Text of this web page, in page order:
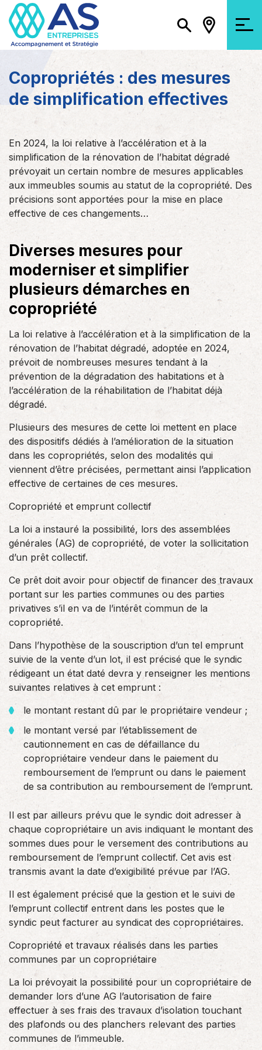
Copropriétés : des mesures
de simplification effectives
En 2024, la loi relative à l’accélération et à la
simplification de la rénovation de l’habitat dégradé
prévoyait un certain nombre de mesures applicables
aux immeubles soumis au statut de la copropriété. Des
précisions sont apportées pour la mise en place
effective de ces changements…
Diverses mesures pour
moderniser et simplifier
plusieurs démarches en
copropriété
La loi relative à l’accélération et à la simplification de la
rénovation de l’habitat dégradé, adoptée en 2024,
prévoit de nombreuses mesures tendant à la
prévention de la dégradation des habitations et à
l’accélération de la réhabilitation de l’habitat déjà
dégradé.
Plusieurs des mesures de cette loi mettent en place
des dispositifs dédiés à l’amélioration de la situation
dans les copropriétés, selon des modalités qui
viennent d’être précisées, permettant ainsi l’application
effective de certaines de ces mesures.
Copropriété et emprunt collectif
La loi a instauré la possibilité, lors des assemblées
générales (AG) de copropriété, de voter la sollicitation
d’un prêt collectif.
Ce prêt doit avoir pour objectif de financer des travaux
portant sur les parties communes ou des parties
privatives s’il en va de l’intérêt commun de la
copropriété.
Dans l’hypothèse de la souscription d’un tel emprunt
suivie de la vente d’un lot, il est précisé que le syndic
rédigeant un état daté devra y renseigner les mentions
suivantes relatives à cet emprunt :
le montant restant dû par le propriétaire vendeur ;
le montant versé par l’établissement de
cautionnement en cas de défaillance du
copropriétaire vendeur dans le paiement du
remboursement de l’emprunt ou dans le paiement
de sa contribution au remboursement de l’emprunt.
Il est par ailleurs prévu que le syndic doit adresser à
chaque copropriétaire un avis indiquant le montant des
sommes dues pour le versement des contributions au
remboursement de l’emprunt collectif. Cet avis est
transmis avant la date d’exigibilité prévue par l’AG.
Il est également précisé que la gestion et le suivi de
l’emprunt collectif entrent dans les postes que le
syndic peut facturer au syndicat des copropriétaires.
Copropriété et travaux réalisés dans les parties
communes par un copropriétaire
La loi prévoyait la possibilité pour un copropriétaire de
demander lors d’une AG l’autorisation de faire
effectuer à ses frais des travaux d’isolation touchant
des plafonds ou des planchers relevant des parties
communes de l’immeuble.